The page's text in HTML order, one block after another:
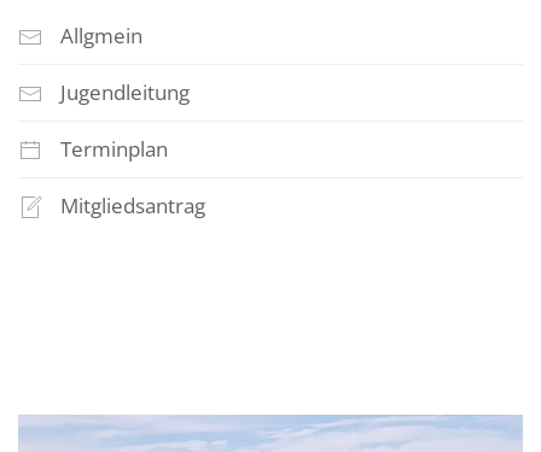
Allgmein
Jugendleitung
Terminplan
Mitgliedsantrag